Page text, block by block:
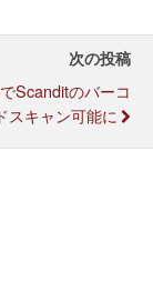
次の投稿
Scanditのバーコ
スキャン可能に